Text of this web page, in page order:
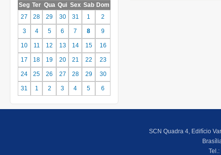
Seg Ter Qua Qui Sex Sab Dom
27
28 29 30 31 1 2
3 4 5 6 7 8 9
10 11 12 13 14 15 16
17 18 19 20 21 22 23
24 25 26 27 28 29 30
31 1 2 3 4 5 6
SCN Quadra 4, Edifício